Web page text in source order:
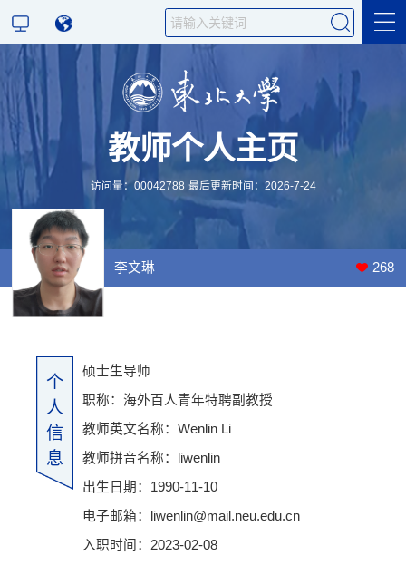
科学研究
教学研究
教师个人主页
访问量： 00042788 最后更新时间： 2026-7-24
李文琳 268
个
人
信
息
硕士生导师
职称：海外百人青年特聘副教授
教师英文名称：Wenlin Li
教师拼音名称：liwenlin
出生日期：1990-11-10
电子邮箱：
liwenlin@mail.neu.edu.cn
入职时间：2023-02-08